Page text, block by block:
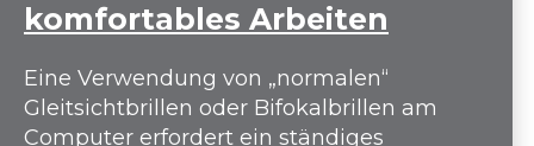
komfortables Arbeiten
Eine Verwendung von „normalen“
Gleitsichtbrillen oder Bifokalbrillen am
Computer erfordert ein ständiges